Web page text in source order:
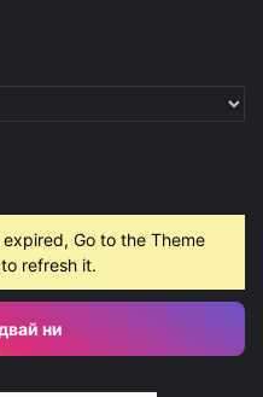
Go to the Theme
refresh it.
ни